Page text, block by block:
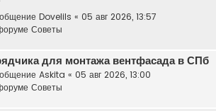
Dovelils « 05 авг 2026, 13:57
Советы
для монтажа вентфасада в СПб
Askita « 05 авг 2026, 13:00
Советы